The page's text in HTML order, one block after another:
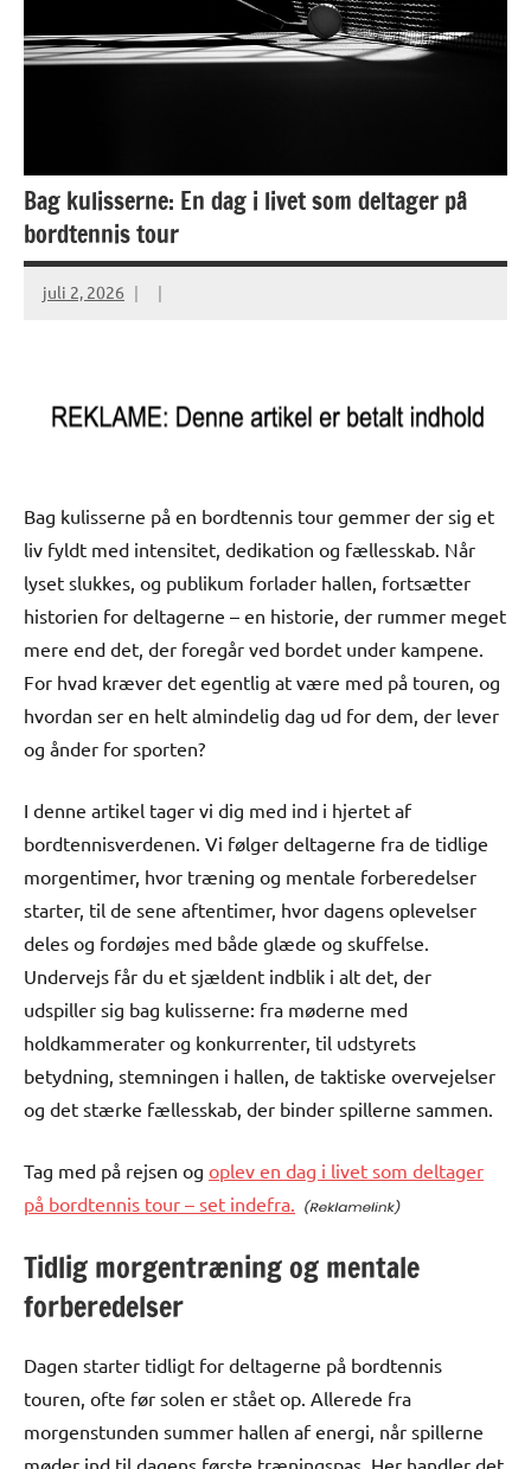
Bag kulisserne: En dag i livet som deltager på
bordtennis tour
juli 2, 2026
Bag kulisserne på en bordtennis tour gemmer der sig et
liv fyldt med intensitet, dedikation og fællesskab. Når
lyset slukkes, og publikum forlader hallen, fortsætter
historien for deltagerne – en historie, der rummer meget
mere end det, der foregår ved bordet under kampene.
For hvad kræver det egentlig at være med på touren, og
hvordan ser en helt almindelig dag ud for dem, der lever
og ånder for sporten?
I denne artikel tager vi dig med ind i hjertet af
bordtennisverdenen. Vi følger deltagerne fra de tidlige
morgentimer, hvor træning og mentale forberedelser
starter, til de sene aftentimer, hvor dagens oplevelser
deles og fordøjes med både glæde og skuffelse.
Undervejs får du et sjældent indblik i alt det, der
udspiller sig bag kulisserne: fra møderne med
holdkammerater og konkurrenter, til udstyrets
betydning, stemningen i hallen, de taktiske overvejelser
og det stærke fællesskab, der binder spillerne sammen.
Tag med på rejsen og oplev en dag i livet som deltager
på bordtennis tour – set indefra.
Tidlig morgentræning og mentale
forberedelser
Dagen starter tidligt for deltagerne på bordtennis
touren, ofte før solen er stået op. Allerede fra
morgenstunden summer hallen af energi, når spillerne
møder ind til dagens første træningspas. Her handler det